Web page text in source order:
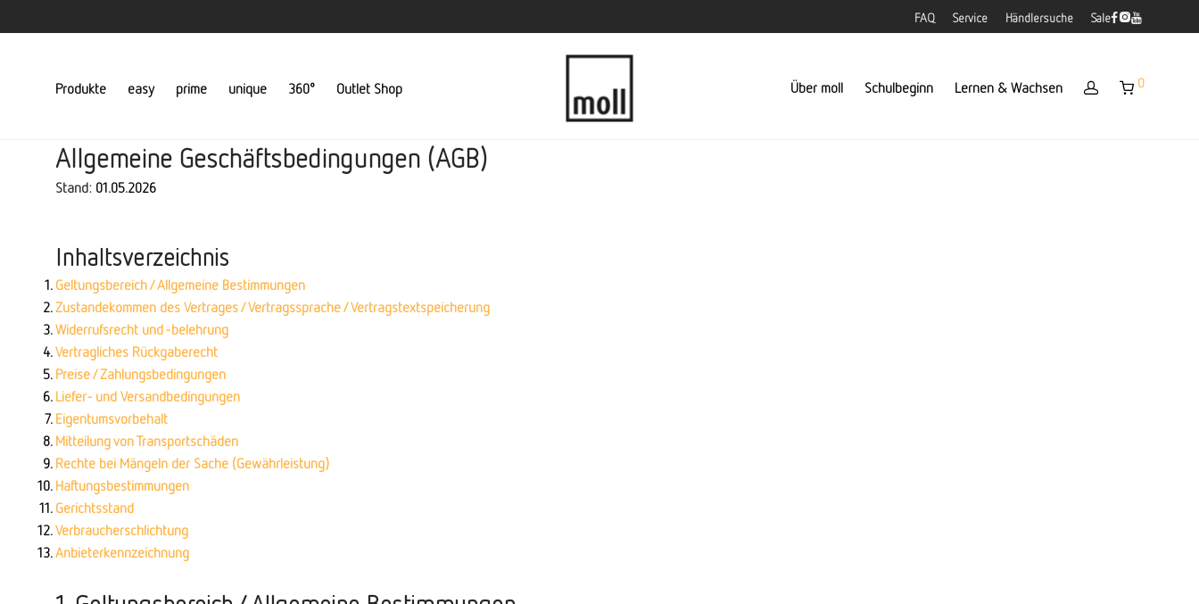
FAQ Service Händlersuche Sale
Produkte easy prime unique 360° Outlet Shop Über moll Schulbeginn Lernen & Wachsen 0
Allgemeine Geschäftsbedingungen (AGB)
Stand: 01.05.2026
Inhaltsverzeichnis
Geltungsbereich / Allgemeine Bestimmungen
Zustandekommen des Vertrages / Vertragssprache / Vertragstextspeicherung
Widerrufsrecht und -belehrung
Vertragliches Rückgaberecht
Preise / Zahlungsbedingungen
Liefer- und Versandbedingungen
Eigentumsvorbehalt
Mitteilung von Transportschäden
Rechte bei Mängeln der Sache (Gewährleistung)
Haftungsbestimmungen
Gerichtsstand
Verbraucherschlichtung
Anbieterkennzeichnung